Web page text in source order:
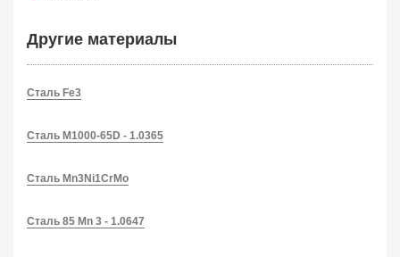
Другие материалы
Сталь Fe3
Сталь M1000-65D - 1.0365
Сталь Mn3Ni1CrMo
Сталь 85 Mn 3 - 1.0647